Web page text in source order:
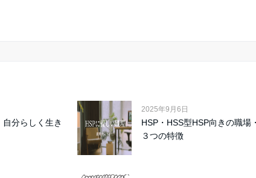
分らしく生き
2025年9月6日
HSP・HSS型HSP向きの職場・
３つの特徴